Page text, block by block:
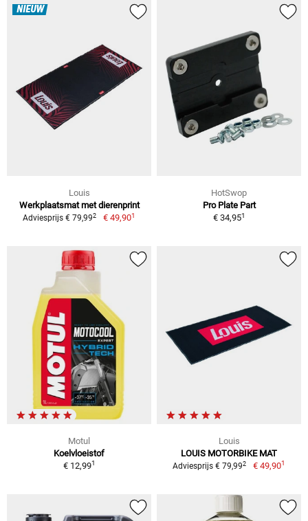
NIEUW
Louis
Werkplaatsmat met dierenprint
Adviesprijs € 79,992 € 49,901
HotSwop
Pro Plate Part
€ 34,951
Motul
Koelvloeistof
€ 12,991
Louis
LOUIS MOTORBIKE MAT
Adviesprijs € 79,992 € 49,901